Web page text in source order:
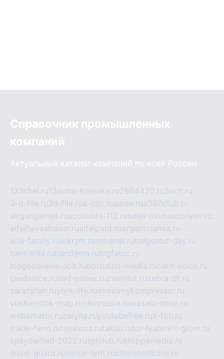
Справочник промышленных
компаний
Актуальный каталог компаний по всей России
133chel.ru13autor-kolonka.ru2864420.ru2rich.ru
3-d-file.ru3d-file.rua-cdc.ruaalse.rua380club.ru
airgungames.ruaccounts-112.ruadler-jun.ruadonyev.ru
alfeihavsalnassr.rualtaipant.ruargentinamia.ru
aria-family.ruarkrym.ruashanet.rubelgorod-day.ru
bankaribi.rubandamn.rubigfatcc.ru
blagodarenie-spb.ruborodino-media.rucard-voice.ru
cardvoice.ruzed-online.ruzvonitut.ruzebra-tlt.ru
zarafshan.ruyork-life.ruvintovoykompressor.ru
vladivostok-map.ruvlknrussia.ruwasabi-shop.ru
webamator.ruzaryna.ruyoutubefree.rux-ton.ru
trade-farm.rutajuncos.rutaksu.rutor-lyubov-i-grom.ru
spayderhed-2022.rusplclub.rustoppamedia.ru
snow-guard.ruslovar-ivrit.rucleanmedicine.ru